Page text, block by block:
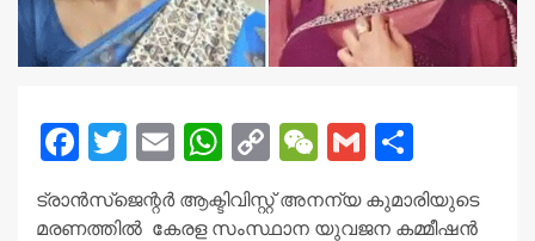
Facebook
Twitter
EmailWhatsApp
CopyWeChat
Gmail
ട്രാന്‍സ്‌ജെന്റര്‍ ആക്ടിവിസ്റ്റ് അനന്യ കുമാരിയുടെ
മരണത്തില്‍ കേരള സംസ്ഥാന യുവജന കമ്മീഷന്‍